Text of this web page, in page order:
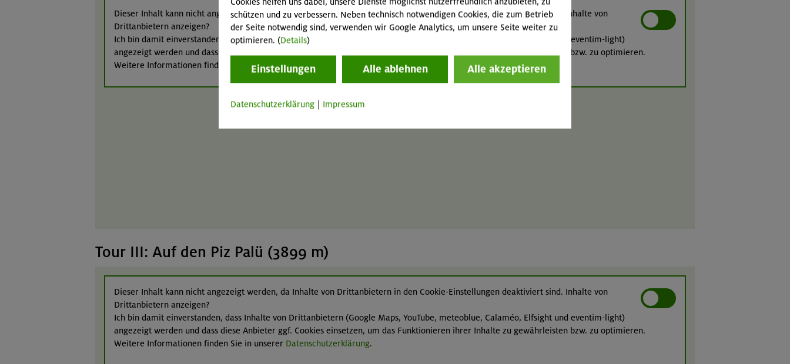
Dieser Inhalt kann nicht angezeigt werden, da Inhalte von Drittanbietern in den Cookie-Einstellungen deaktiviert sind. Inhalte von
Drittanbietern anzeigen?
Ich bin damit einverstanden, dass Inhalte von Drittanbietern (Google Maps, YouTube, meteoblue, Calaméo, Elfsight und eventim-light)
angezeigt werden und dass diese Anbieter ggf. Cookies einsetzen, um das Funktionieren ihrer Inhalte zu gewährleisten bzw. zu optimieren.
Weitere Informationen finden Sie in unsererDatenschutzerklärung .
Tour III: Auf den Piz Palü (3899 m)
Dieser Inhalt kann nicht angezeigt werden, da Inhalte von Drittanbietern in den Cookie-Einstellungen deaktiviert sind. Inhalte von
Drittanbietern anzeigen?
Ich bin damit einverstanden, dass Inhalte von Drittanbietern (Google Maps, YouTube, meteoblue, Calaméo, Elfsight und eventim-light)
angezeigt werden und dass diese Anbieter ggf. Cookies einsetzen, um das Funktionieren ihrer Inhalte zu gewährleisten bzw. zu optimieren.
Weitere Informationen finden Sie in unserer Datenschutzerklärung.
schützen und zu verbessern. Neben technisch notwendigen Cookies, die zum Betrieb
der Seite notwendig sind, verwenden wir Google Analytics, um unsere Seite weiter zu
optimieren. (Details)
Einstellungen Alle ablehnen Alle akzeptieren
Datenschutzerklärung Impressum